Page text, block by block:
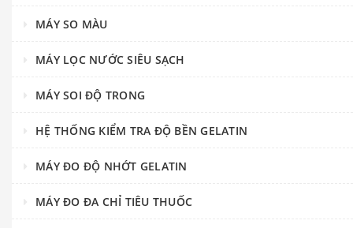
MÁY SO MÀU
MÁY LỌC NƯỚC SIÊU SẠCH
MÁY SOI ĐỘ TRONG
HỆ THỐNG KIỂM TRA ĐỘ BỀN GELATIN
MÁY ĐO ĐỘ NHỚT GELATIN
MÁY ĐO ĐA CHỈ TIÊU THUỐC